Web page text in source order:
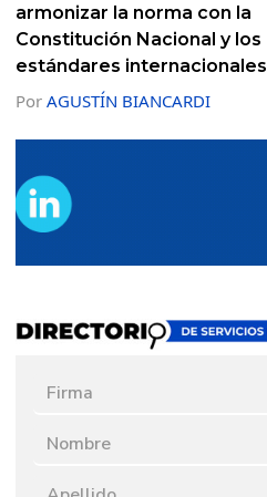
armonizar la norma con la
Constitución Nacional y los
estándares internacionales
Por AGUSTÍN BIANCARDI